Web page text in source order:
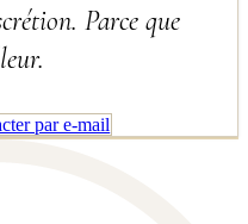
Parce que
par e-mail